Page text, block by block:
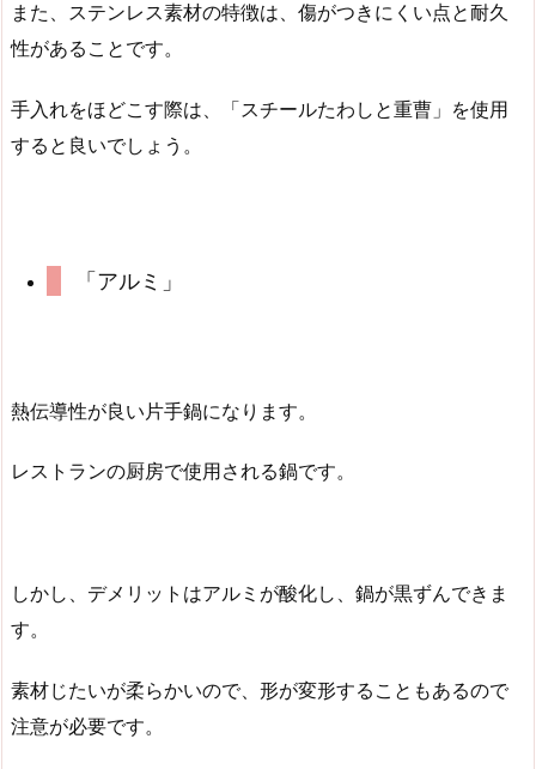
また、ステンレス素材の特徴は、傷がつきにくい点と耐久
性があることです。
手入れをほどこす際は、「スチールたわしと重曹」を使用
すると良いでしょう。
「アルミ」
熱伝導性が良い片手鍋になります。
レストランの厨房で使用される鍋です。
しかし、デメリットはアルミが酸化し、鍋が黒ずんできま
す。
素材じたいが柔らかいので、形が変形することもあるので
注意が必要です。